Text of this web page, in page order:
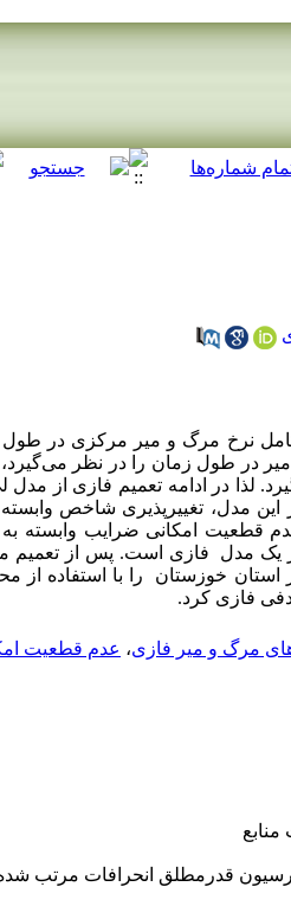
نرخ مرگ و میر مرکزی در
در طول زمان را در نظر می‌گیرد،
لذا در ادامه تعمیم فازی از مدل
مدل، تغییرپذیری شاخص
امکانی ضرایب وابسته به
از یک مدل فازی است. پس از
خوزستان را با استفاده از
مرگ و میر فازی، عدم قطعیت